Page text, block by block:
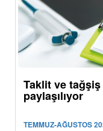
Taklit ve
paylaşılıyor
TEMMUZ-AĞUSTOS